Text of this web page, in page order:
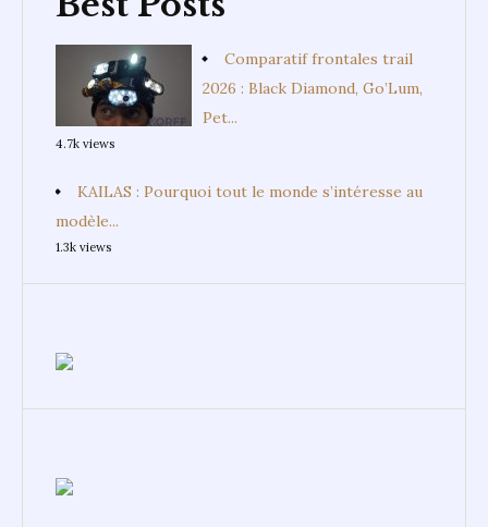
Comparatif frontales trail
2026 : Black Diamond, Go’Lum,
Pet...
4.7k views
KAILAS : Pourquoi tout le monde s’intéresse au
modèle...
1.3k views